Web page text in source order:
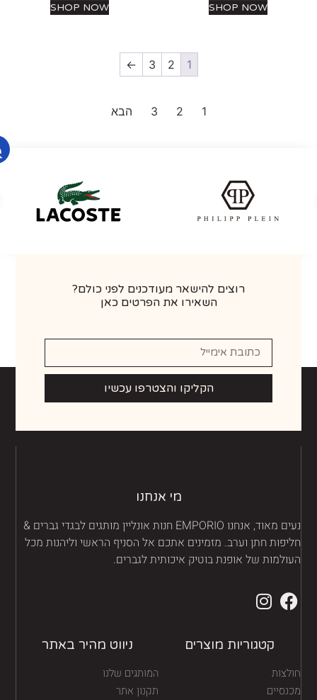
SHOP NOW
SHOP NOW
3
←
2
3 הבא
רוצים להישאר מעודכנים לפני כולם?
השאירו את הפרטים כאן
הקליקו והצטרפו עכשיו
מי אנחנו
נעים מאוד, אנחנו EMPORIO חנות אונליין מותגים לבגדי גברים &
חתן וערב. מזמינים אתכם אל הסניף הראשי וליהנות מכל
של אופנת בוטיק איכותית לגברים.
קטגוריות מוצרים
ניווט מהיר באתר
המותגים שלנו
תקנון אתר